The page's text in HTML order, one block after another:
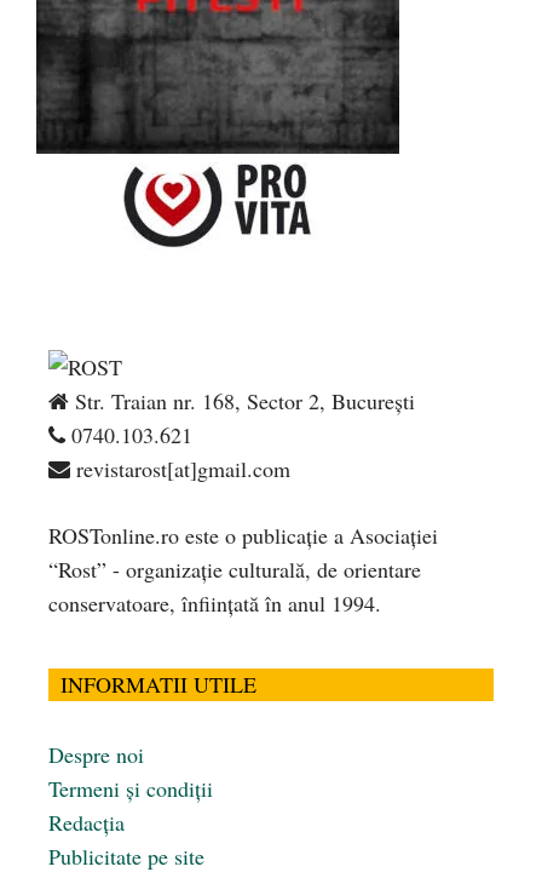
Str. Traian nr. 168, Sector 2, București
0740.103.621
revistarost[at]gmail.com
ROSTonline.ro este o publicaţie a Asociaţiei
“Rost” - organizaţie culturală, de orientare
conservatoare, înfiinţată în anul 1994.
INFORMATII UTILE
Despre noi
Termeni și condiții
Redacția
Publicitate pe site